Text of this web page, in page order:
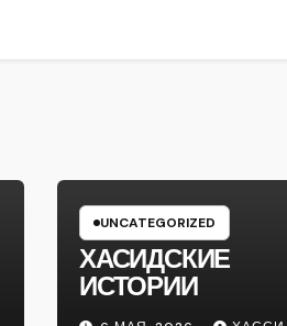
UNCATEGORIZED
ХАСИДСКИЕ
ИСТОРИИ